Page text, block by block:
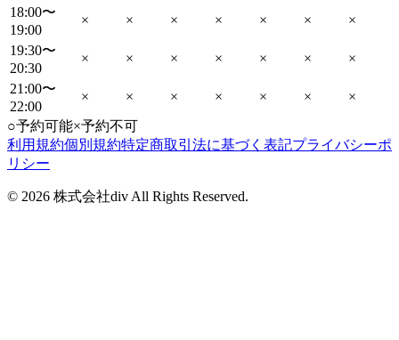
18:00〜
19:00
× × × × × ×
×
19:30〜
20:30
× × × × × ×
×
21:00〜
22:00
× × × × × ×
×
○予約可能×予約不可
利用規約個別規約特定商取引法に基づく表記プライバシーポ
リシー
© 2026 株式会社div All Rights Reserved.